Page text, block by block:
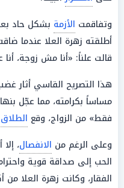
وتفاقمت الأزمة بشكل حاد
أطلقته زهرة العلا عندما
قالت علناً: «أنا مش زوجة،
هذا التصريح القاسي أثار
فقط» من الزواج، وقع الطلاق
وعلى الرغم من الانفصال،
الحب إلى صداقة قوية
الفقار، وكانت زهرة العلا من